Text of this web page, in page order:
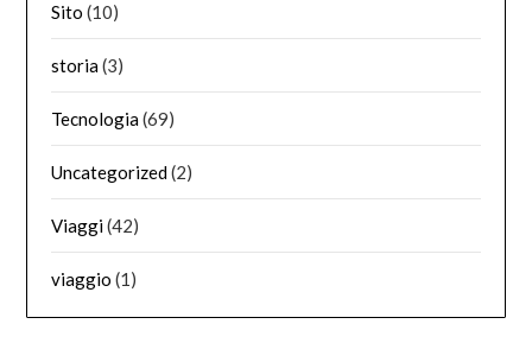
Sito (10)
storia(3)
Tecnologia(69)
Uncategorized(2)
Viaggi(42)
viaggio (1)